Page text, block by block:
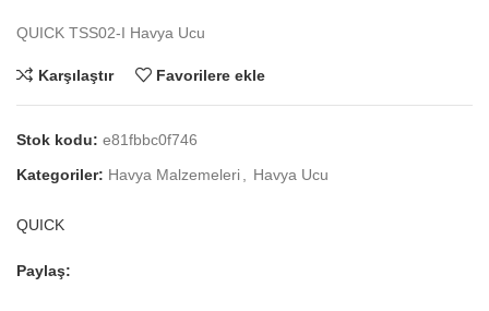
QUICK TSS02-I Havya Ucu
Karşılaştır Favorilere ekle
Stok kodu: e81fbbc0f746
Kategoriler: Havya Malzemeleri Havya Ucu
QUICK
Paylaş: